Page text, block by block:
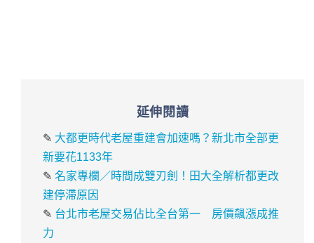
延伸閱讀
✎ 大都更時代老屋重建會加速嗎？新北市全部更
新要花1133年
✎名家專欄／時間成雙刃劍！田大全解析都更改
建停滯原因
✎ 台北市老屋交易佔比全台第一 房價飆漲成推
力